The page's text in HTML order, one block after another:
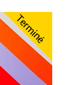
Terminé